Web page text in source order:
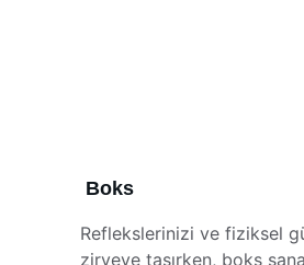
Reflekslerinizi ve fiziksel
zirveye taşırken, boks
Boks